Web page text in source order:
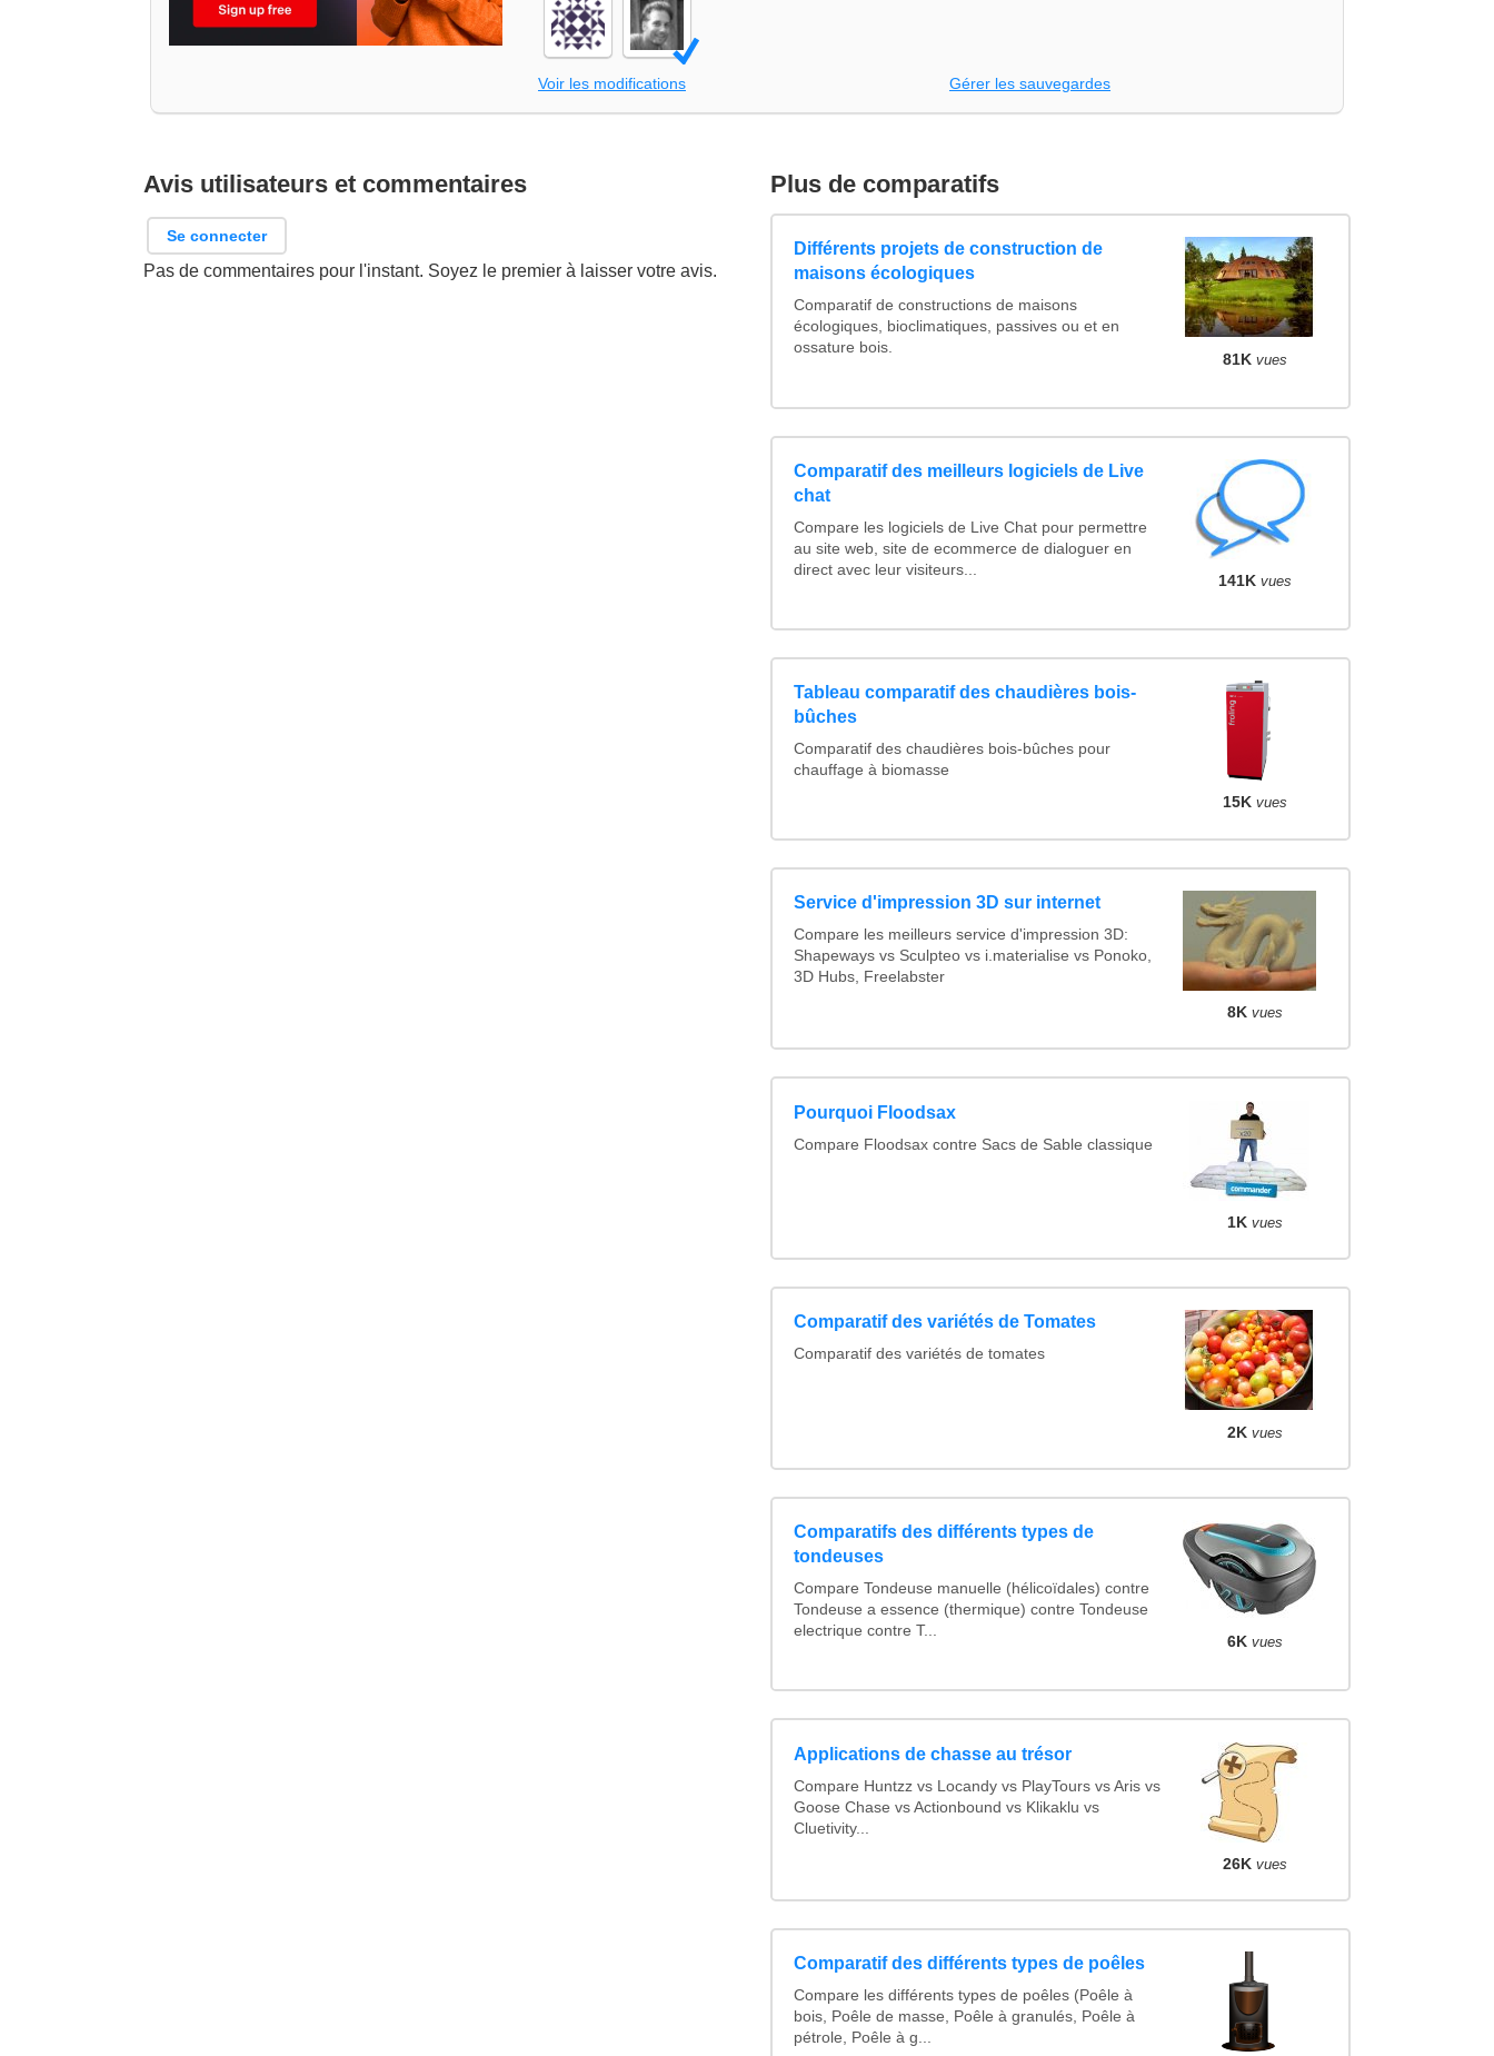
Voir les modifications Gérer les sauvegardes
Avis utilisateurs et commentaires
Se connecter
Pas de commentaires pour l'instant. Soyez le premier à laisser votre avis.
Plus de comparatifs
Différents projets de construction de
maisons écologiques
Comparatif de constructions de maisons
écologiques, bioclimatiques, passives ou et en
ossature bois.
81K vues
Comparatif des meilleurs logiciels de Live
chat
Compare les logiciels de Live Chat pour permettre
au site web, site de ecommerce de dialoguer en
direct avec leur visiteurs...
141K vues
Tableau comparatif des chaudières bois-
bûches
Comparatif des chaudières bois-bûches pour
chauffage à biomasse
15K vues
Service d'impression 3D sur internet
Compare les meilleurs service d'impression 3D:
Shapeways vs Sculpteo vs i.materialise vs Ponoko,
3D Hubs, Freelabster
8K vues
Pourquoi Floodsax
Compare Floodsax contre Sacs de Sable classique
1K vues
Comparatif des variétés de Tomates
Comparatif des variétés de tomates
2K vues
Comparatifs des différents types de
tondeuses
Compare Tondeuse manuelle (hélicoïdales) contre
Tondeuse a essence (thermique) contre Tondeuse
electrique contre T...
6K vues
Applications de chasse au trésor
Compare Huntzz vs Locandy vs PlayTours vs Aris vs
Goose Chase vs Actionbound vs Klikaklu vs
Cluetivity...
26K vues
Comparatif des différents types de poêles
Compare les différents types de poêles (Poêle à
bois, Poêle de masse, Poêle à granulés, Poêle à
pétrole, Poêle à g...